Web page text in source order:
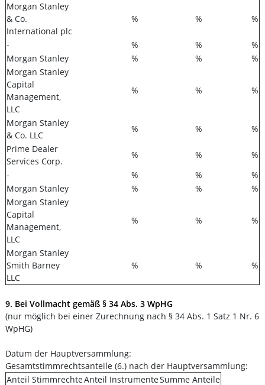
Morgan Stanley
& Co.
International plc
% % %
- % %
%
Morgan Stanley
% %
%
Morgan Stanley
Capital
Management,
LLC
% % %
Morgan Stanley
& Co. LLC
% %
%
Prime Dealer
Services Corp.
% %
%
-
% %
%
Morgan Stanley
% %
%
Morgan Stanley
Capital
Management,
LLC
% % %
Morgan Stanley
Smith Barney
LLC
% % %
9. Bei Vollmacht gemäß § 34 Abs. 3 WpHG
(nur möglich bei einer Zurechnung nach § 34 Abs. 1 Satz 1 Nr. 6
WpHG)
Datum der Hauptversammlung:
Gesamtstimmrechtsanteile (6.) nach der Hauptversammlung:
Anteil StimmrechteAnteil InstrumenteSumme Anteile